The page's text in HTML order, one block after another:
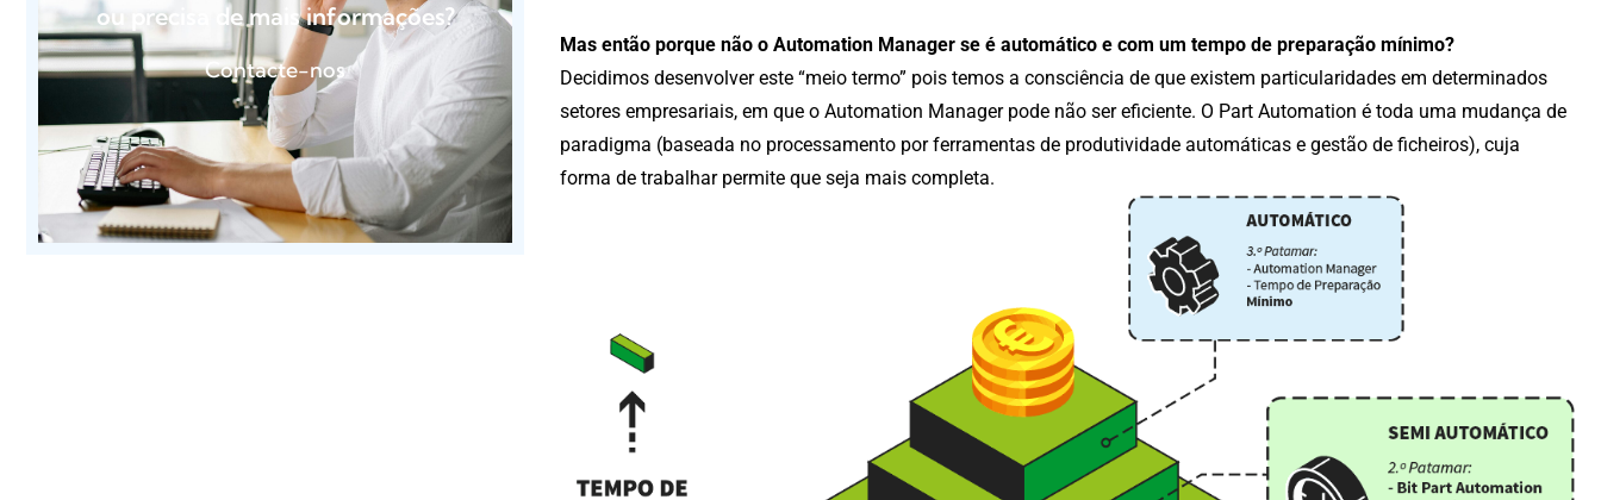
ou precisa de mais informações?
Contacte-nos
Mas então porque não o Automation Manager se é automático e com um tempo de preparação mínimo?
Decidimos desenvolver este “meio termo” pois temos a consciência de que existem particularidades em determinados
setores empresariais, em que o Automation Manager pode não ser eficiente. O Part Automation é toda uma mudança de
paradigma (baseada no processamento por ferramentas de produtividade automáticas e gestão de ficheiros), cuja
forma de trabalhar permite que seja mais completa.